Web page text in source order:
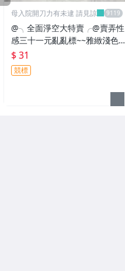
母入院開刀力有未逮 請見諒
@╮全面淨空大特賣╭@賣弄性
感三十一元亂亂標~~雅緻淺色小
褲褲
$ 31
競標